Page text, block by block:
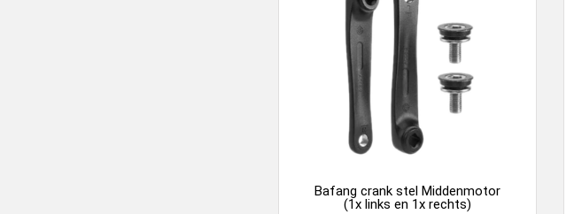
Bafang crank stel Middenmotor
(1x links en 1x rechts)